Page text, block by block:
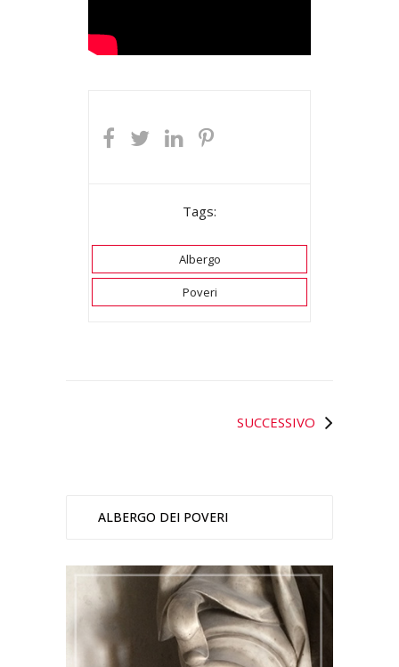
Tags:
Albergo
Poveri
SUCCESSIVO
ALBERGO DEI POVERI